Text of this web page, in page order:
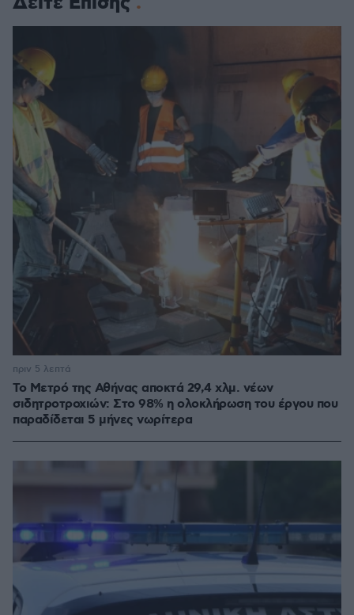
Το Μετρό της Αθήνας αποκτά 29,4 χλμ. νέων
σιδητροτροχιών: Στο 98% η ολοκλήρωση του έργου που
παραδίδεται 5 μήνες νωρίτερα
πριν 5 λεπτά